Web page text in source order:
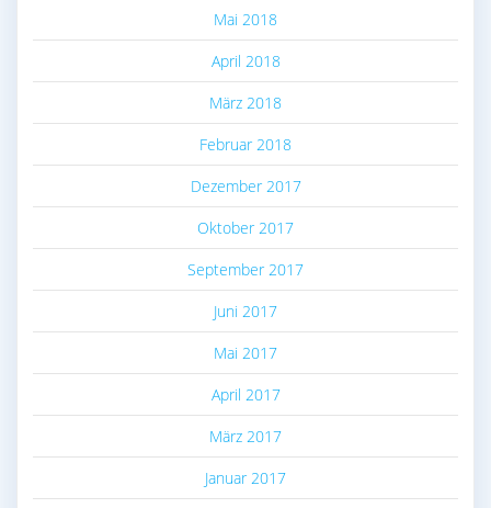
Mai 2018
April 2018
März 2018
Februar 2018
Dezember 2017
Oktober 2017
September 2017
Juni 2017
Mai 2017
April 2017
März 2017
Januar 2017